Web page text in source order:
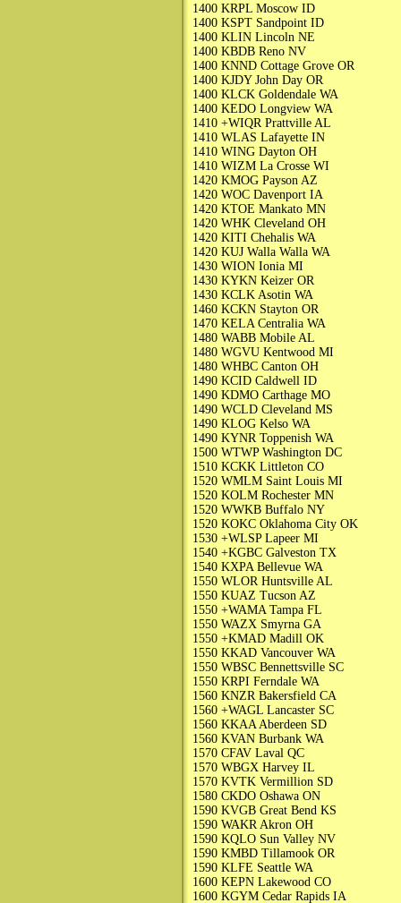
1400 KRPL Moscow ID
1400 KSPT Sandpoint ID
1400 KLIN Lincoln NE
1400 KBDB Reno NV
1400 KNND Cottage Grove OR
1400 KJDY John Day OR
1400 KLCK Goldendale WA
1400 KEDO Longview WA
1410 +WIQR Prattville AL
1410 WLAS Lafayette IN
1410 WING Dayton OH
1410 WIZM La Crosse WI
1420 KMOG Payson AZ
1420 WOC Davenport IA
1420 KTOE Mankato MN
1420 WHK Cleveland OH
1420 KITI Chehalis WA
1420 KUJ Walla Walla WA
1430 WION Ionia MI
1430 KYKN Keizer OR
1430 KCLK Asotin WA
1460 KCKN Stayton OR
1470 KELA Centralia WA
1480 WABB Mobile AL
1480 WGVU Kentwood MI
1480 WHBC Canton OH
1490 KCID Caldwell ID
1490 KDMO Carthage MO
1490 WCLD Cleveland MS
1490 KLOG Kelso WA
1490 KYNR Toppenish WA
1500 WTWP Washington DC
1510 KCKK Littleton CO
1520 WMLM Saint Louis MI
1520 KOLM Rochester MN
1520 WWKB Buffalo NY
1520 KOKC Oklahoma City OK
1530 +WLSP Lapeer MI
1540 +KGBC Galveston TX
1540 KXPA Bellevue WA
1550 WLOR Huntsville AL
1550 KUAZ Tucson AZ
1550 +WAMA Tampa FL
1550 WAZX Smyrna GA
1550 +KMAD Madill OK
1550 KKAD Vancouver WA
1550 WBSC Bennettsville SC
1550 KRPI Ferndale WA
1560 KNZR Bakersfield CA
1560 +WAGL Lancaster SC
1560 KKAA Aberdeen SD
1560 KVAN Burbank WA
1570 CFAV Laval QC
1570 WBGX Harvey IL
1570 KVTK Vermillion SD
1580 CKDO Oshawa ON
1590 KVGB Great Bend KS
1590 WAKR Akron OH
1590 KQLO Sun Valley NV
1590 KMBD Tillamook OR
1590 KLFE Seattle WA
1600 KEPN Lakewood CO
1600 KGYM Cedar Rapids IA